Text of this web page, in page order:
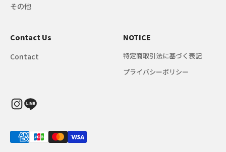
その他
Contact Us
Contact
NOTICE
特定商取引法に基づく表記
プライバシーポリシー